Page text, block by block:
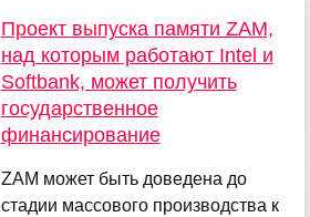
Проект выпуска памяти ZAM,
над которым работают Intel и
Softbank, может получить
государственное
финансирование
ZAM может быть доведена до
стадии массового производства к